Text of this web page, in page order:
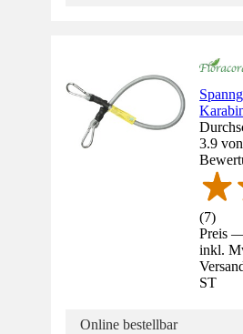
3.9
(7)
Preis
inkl.
ST
Online bestellbar